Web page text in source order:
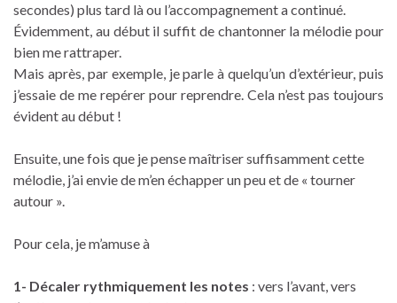
secondes) plus tard là ou l’accompagnement a continué.
Évidemment, au début il suffit de chantonner la mélodie pour
bien me rattraper.
Mais après, par exemple, je parle à quelqu’un d’extérieur, puis
j’essaie de me repérer pour reprendre. Cela n’est pas toujours
évident au début !
Ensuite, une fois que je pense maîtriser suffisamment cette
mélodie, j’ai envie de m’en échapper un peu et de « tourner
autour ».
Pour cela, je m’amuse à
1- Décaler rythmiquement les notes : vers l’avant, vers